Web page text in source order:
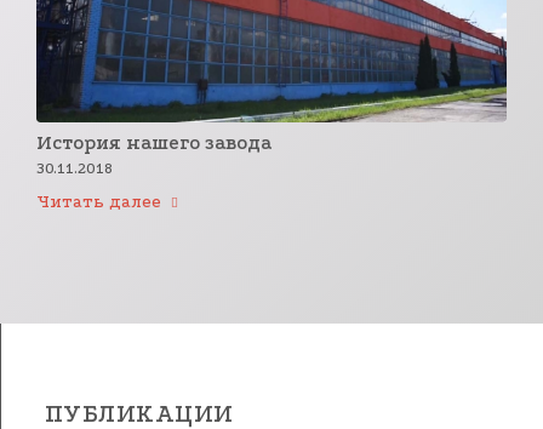
История нашего завода
30.11.2018
Читать далее
ПУБЛИКАЦИИ